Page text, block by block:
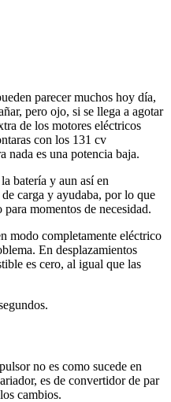
parecer muchos hoy día,
pero ojo, si se llega a agotar
de los motores eléctricos
con los 131 cv
nada es una potencia baja.
batería y aun así en
carga y ayudaba, por lo que
momentos de necesidad.
modo completamente eléctrico
En desplazamientos
es cero, al igual que las
no es como sucede en
es de convertidor de par
cambios.